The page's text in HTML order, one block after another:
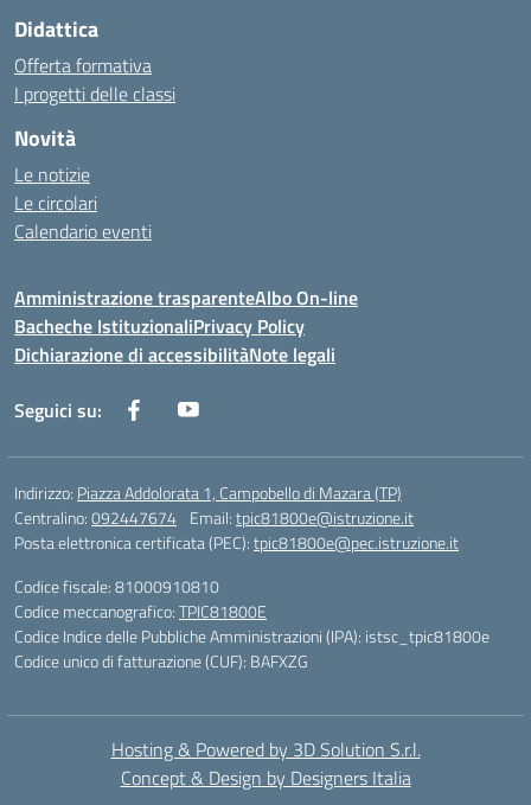
Didattica
Offerta formativa
I progetti delle classi
Novità
Le notizie
Le circolari
Calendario eventi
Amministrazione trasparenteAlbo On-line
Bacheche IstituzionaliPrivacy Policy
Dichiarazione di accessibilitàNote legali
Seguici su:
Indirizzo: Piazza Addolorata 1, Campobello di Mazara (TP)
Centralino:092447674 Email:tpic81800e@istruzione.it
Posta elettronica certificata (PEC):tpic81800e@pec.istruzione.it
Codice fiscale: 81000910810
Codice meccanografico:TPIC81800E
Codice Indice delle Pubbliche Amministrazioni (IPA): istsc_tpic81800e
Codice unico di fatturazione (CUF): BAFXZG
Hosting & Powered by 3D Solution S.r.l.
Concept & Design by Designers Italia